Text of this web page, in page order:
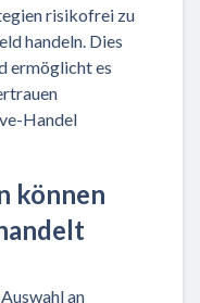
risikofrei zu
handeln. Dies
ermöglicht es
Handel
können
an